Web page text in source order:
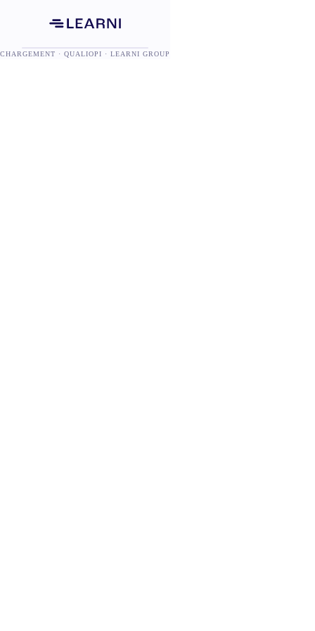
CHARGEMENT · QUALIOPI · LEARNI GROUP